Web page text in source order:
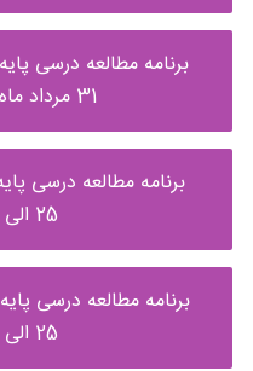
31 مرداد ماه(ویژه کنکور 1400)
برنامه مطالعه درسی
25 الی 31 مرداد ماه
برنامه مطالعه درسی
25 الی 31 مرداد ماه